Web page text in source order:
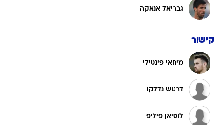
גבריאל אנאקה
קישור
מיחאי פינטילי
דרגוש נדלקו
לוסיאן פיליפ